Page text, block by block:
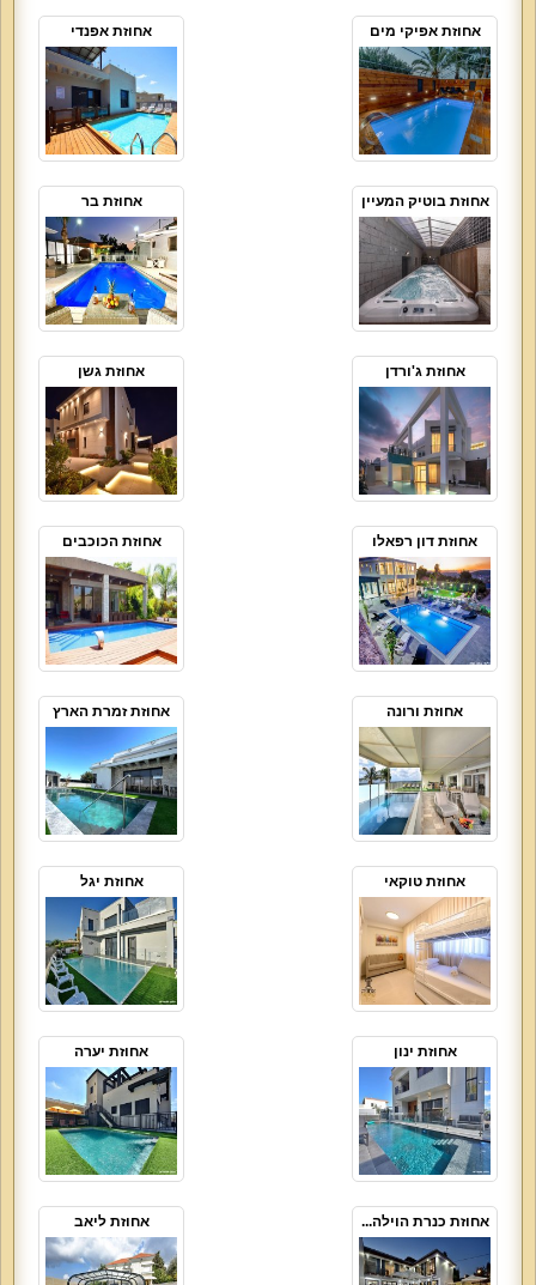
אחוזת אפיקי מים אחוזת אפנדי
אחוזת בוטיק המעיין אחוזת בר
אחוזת ג'ורדן אחוזת גשן
אחוזת דון רפאלו אחוזת הכוכבים
אחוזת ורונה אחוזת זמרת הארץ
אחוזת טוקאי אחוזת יגל
אחוזת ינון אחוזת יערה
אחוזת כנרת הוילה... אחוזת ליאב